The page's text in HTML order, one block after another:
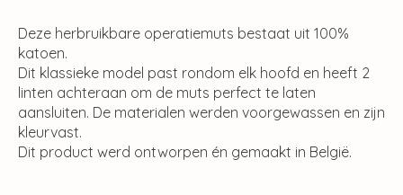
Deze herbruikbare operatiemuts bestaat uit 100%
katoen.
Dit klassieke model past rondom elk hoofd en heeft 2
linten achteraan om de muts perfect te laten
aansluiten. De materialen werden voorgewassen en zijn
kleurvast.
Dit product werd ontworpen én gemaakt in België.